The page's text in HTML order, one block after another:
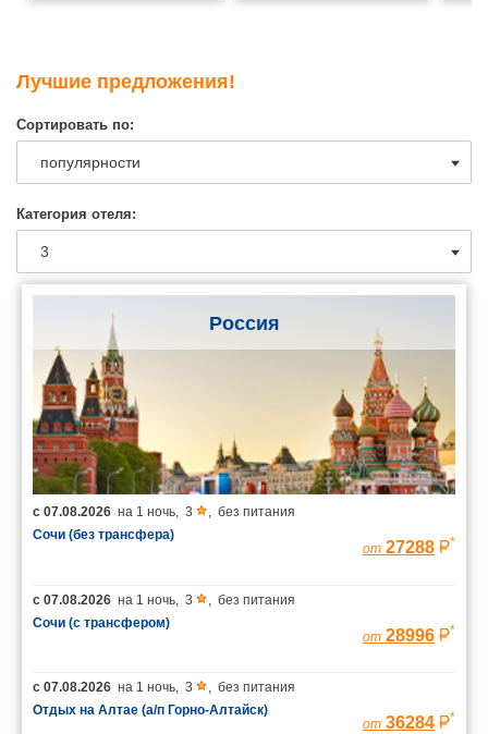
Лучшие предложения!
Сортировать по:
Категория отеля:
Россия
с 07.08.2026 на 1 ночь, 3 , без питания
Сочи (без трансфера)
от 27288 *
с 07.08.2026 на 1 ночь, 3 , без питания
Сочи (с трансфером)
от 28996 *
с 07.08.2026 на 1 ночь, 3 , без питания
Отдых на Алтае (а/п Горно-Алтайск)
от 36284 *